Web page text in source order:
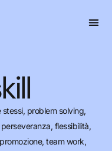
problem solving,
flessibilità,
team work,